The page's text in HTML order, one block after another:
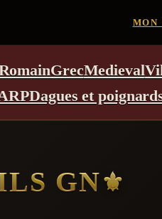
MON
GrecMedieval
Dagues et
GN